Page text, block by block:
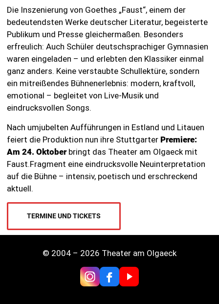
Die Inszenierung von Goethes „Faust“, einem der
bedeutendsten Werke deutscher Literatur, begeisterte
Publikum und Presse gleichermaßen. Besonders
erfreulich: Auch Schüler deutschsprachiger Gymnasien
waren eingeladen – und erlebten den Klassiker einmal
ganz anders. Keine verstaubte Schullektüre, sondern
ein mitreißendes Bühnenerlebnis: modern, kraftvoll,
emotional – begleitet von Live-Musik und
eindrucksvollen Songs.
Nach umjubelten Aufführungen in Estland und Litauen
feiert die Produktion nun ihre StuttgarterPremiere:
Am 24. Oktoberbringt das Theater am Olgaeck mit
Faust.Fragment eine eindrucksvolle Neuinterpretation
auf die Bühne – intensiv, poetisch und erschreckend
aktuell.
TERMINE UND TICKETS
© 2004 – 2026 Theater am Olgaeck